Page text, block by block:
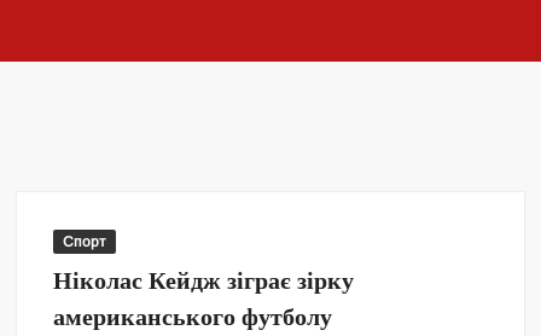
Спорт
Ніколас Кейдж зіграє зірку
американського футболу